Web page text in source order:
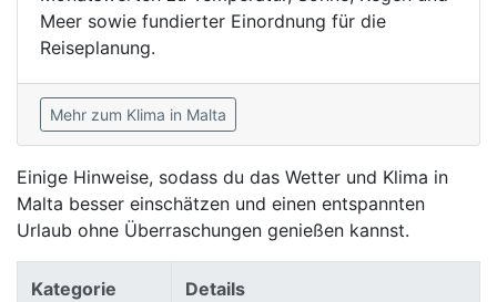
Meer sowie fundierter Einordnung für die
Reiseplanung.
Mehr zum Klima in Malta
Einige Hinweise, sodass du das Wetter und Klima in
Malta besser einschätzen und einen entspannten
Urlaub ohne Überraschungen genießen kannst.
Kategorie Details